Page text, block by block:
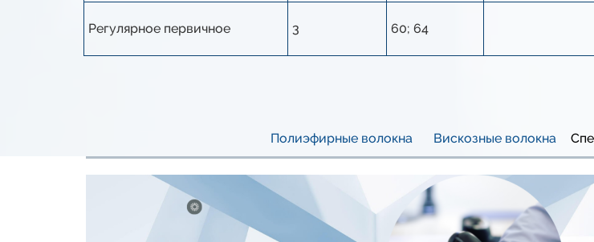
Регулярное первичное 3 60; 64
Полиэфирные волокна Вискозные волокна